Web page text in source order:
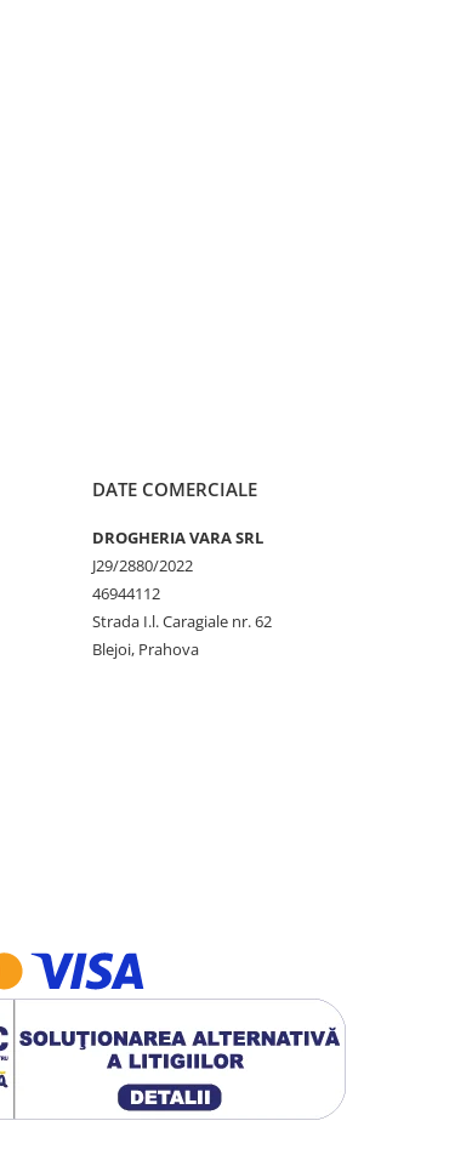
DATE COMERCIALE
DROGHERIA VARA SRL
J29/2880/2022
46944112
Strada I.l. Caragiale nr. 62
Blejoi, Prahova